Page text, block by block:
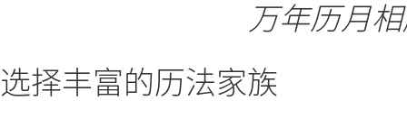
万年历月
选择丰富的历法家族